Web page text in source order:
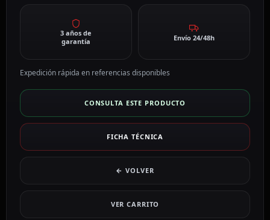
3 años de
garantía
Envío 24/48h
Expedición rápida en referencias disponibles
CONSULTA ESTE PRODUCTO
FICHA TÉCNICA
← VOLVER
VER CARRITO